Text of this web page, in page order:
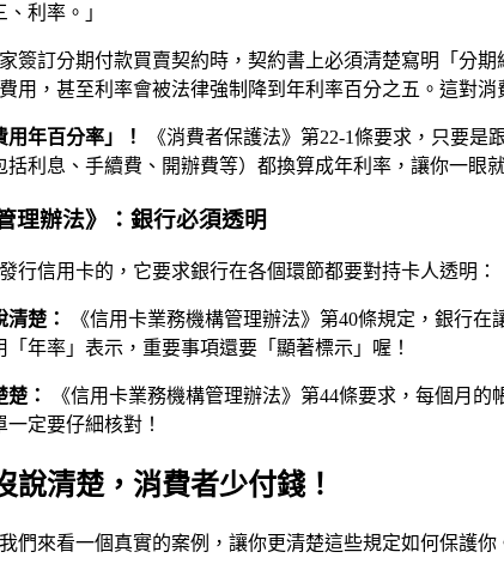
利率。」
簽訂分期付款買賣契約時，契約書上必須清楚寫明「分
用，甚至利率會被法律強制降到年利率百分之五。這對消
年百分率」！
《消費者保護法》第22-1條要求，只要
括利息、手續費、開辦費等）都換算成年利率，讓你一眼
理辦法》：銀行必須透明
行信用卡的，它要求銀行在各個環節都要對持卡人透明：
楚：
《信用卡業務機構管理辦法》第40條規定，銀行
年率」表示，重要事項還要「顯著標示」喔！
：
《信用卡業務機構管理辦法》第44條要求，每個月
定要仔細核對！
說清楚，消費者少付錢！
們來看一個真實的案例，讓你更清楚這些規定如何保護你